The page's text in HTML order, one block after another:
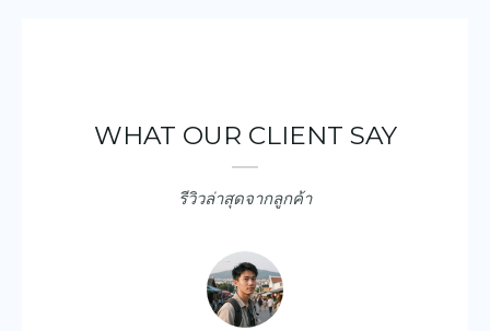
WHAT OUR CLIENT SAY
รีวิวล่าสุดจากลูกค้า